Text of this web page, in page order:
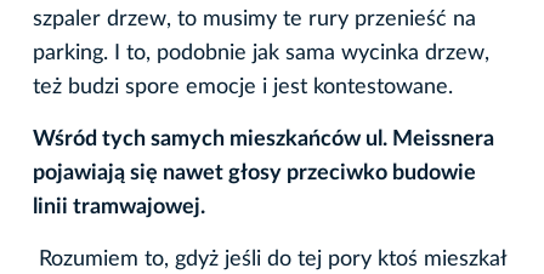
szpaler drzew, to musimy te rury przenieść na
parking. I to, podobnie jak sama wycinka drzew,
też budzi spore emocje i jest kontestowane.
Wśród tych samych mieszkańców ul. Meissnera
pojawiają się nawet głosy przeciwko budowie
linii tramwajowej.
Rozumiem to, gdyż jeśli do tej pory ktoś mieszkał